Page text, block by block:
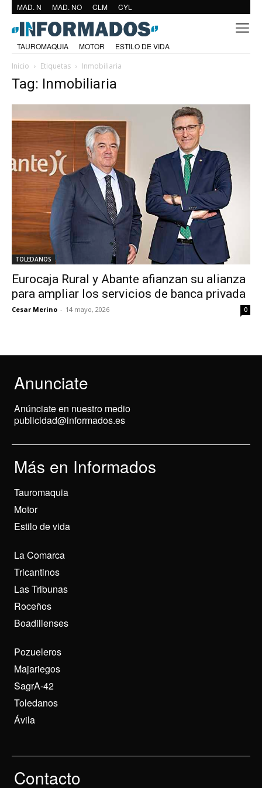
MAD. N MAD. NO CLM CYL
TAUROMAQUIA MOTOR
ESTILO DE VIDA
Inicio
Etiquetas Inmobiliaria
Tag: Inmobiliaria
TOLEDANOS
Eurocaja Rural y Abante afianzan su alianza
para ampliar los servicios de banca privada
Cesar Merino - 14 mayo, 2026 0
Anunciate
Anúnciate en nuestro medio
publicidad@informados.es
Más en Informados
Tauromaquia
Motor
Estilo de vida
La Comarca
Tricantinos
Las Tribunas
Roceños
Boadillenses
Pozueleros
Majariegos
SagrA-42
Toledanos
Ávila
Contacto